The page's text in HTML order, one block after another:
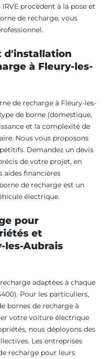
procèdent à la pose et
de recharge, vous
d'installation
à Fleury-les-
de recharge à Fleury-les-
de borne (domestique,
et la complexité de
Nous vous proposons
Demandez un devis
de votre projet, en
aides financières
de recharge est un
électrique.
pour
et
les-Aubrais
adaptées à chaque
Pour les particuliers,
bornes de recharge à
votre voiture électrique
nous déployons des
Les entreprises
recharge pour leurs